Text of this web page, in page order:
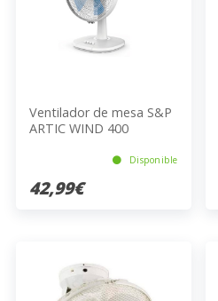
Ventilador de mesa S&P
ARTIC WIND 400
Disponible
42,99€